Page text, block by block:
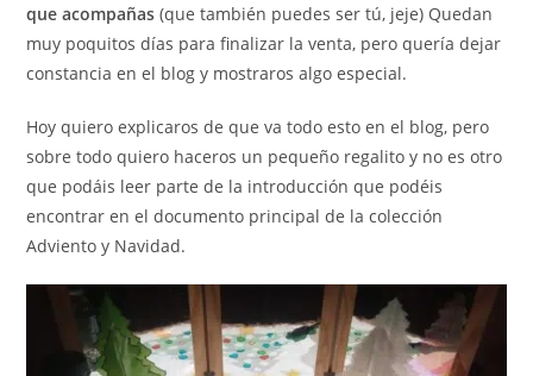
que acompañas (que también puedes ser tú, jeje) Quedan
muy poquitos días para finalizar la venta, pero quería dejar
constancia en el blog y mostraros algo especial.
Hoy quiero explicaros de que va todo esto en el blog, pero
sobre todo quiero haceros un pequeño regalito y no es otro
que podáis leer parte de la introducción que podéis
encontrar en el documento principal de la colección
Adviento y Navidad.